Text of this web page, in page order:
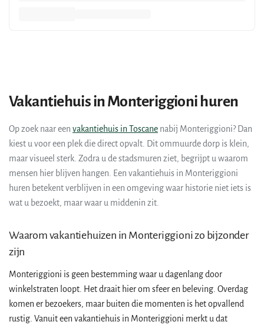
Vakantiehuis in Monteriggioni huren
Op zoek naar een vakantiehuis in Toscane nabij Monteriggioni? Dan
kiest u voor een plek die direct opvalt. Dit ommuurde dorp is klein,
maar visueel sterk. Zodra u de stadsmuren ziet, begrijpt u waarom
mensen hier blijven hangen. Een vakantiehuis in Monteriggioni
huren betekent verblijven in een omgeving waar historie niet iets is
wat u bezoekt, maar waar u middenin zit.
Waarom vakantiehuizen in Monteriggioni zo bijzonder
zijn
Monteriggioni is geen bestemming waar u dagenlang door
winkelstraten loopt. Het draait hier om sfeer en beleving. Overdag
komen er bezoekers, maar buiten die momenten is het opvallend
rustig. Vanuit een vakantiehuis in Monteriggioni merkt u dat